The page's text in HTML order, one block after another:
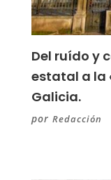
Del ruído y
estatal a la
Galicia.
por Redacción